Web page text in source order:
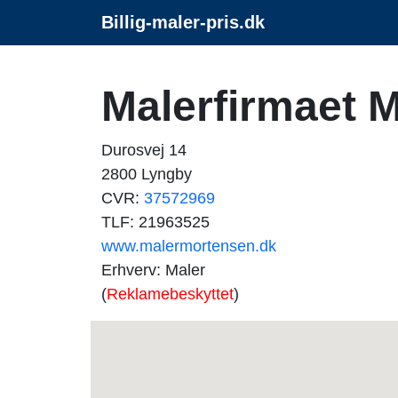
Billig-maler-pris.dk
Malerfirmaet
Durosvej 14
2800 Lyngby
CVR: 37572969
TLF: 21963525
www.malermortensen.dk
Erhverv: Maler
(Reklamebeskyttet)